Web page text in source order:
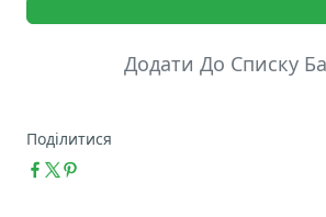
Додати До Списку
Поділитися